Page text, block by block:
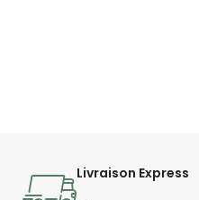
Livraison Express